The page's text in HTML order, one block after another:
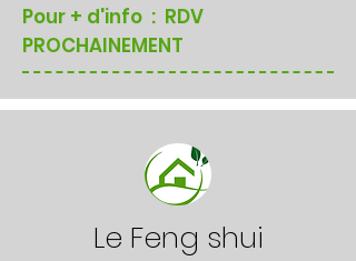
Pour + d'info : RDV
PROCHAINEMENT
Le Feng shui